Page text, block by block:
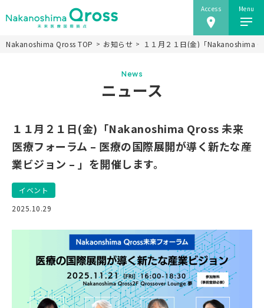
Access Menu
Nakanoshima Qrossについて
未来医療推進機構
事業紹介
ニュース
施設情報
研究会
アクセス
当ウェブサイトのご利用にあたり
JP EN
Nakanoshima Qross TOP お知らせ １１月２１日(金)「Nakanoshima
News
ニュース
１１月２１日(金)「Nakanoshima Qross 未来
医療フォーラム – 医療の国際展開が導く新たな産
業ビジョン – 」を開催します。
イベント
2025.10.29